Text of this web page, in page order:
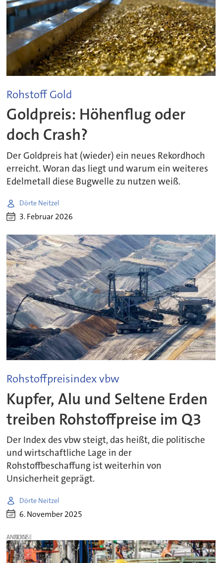
Rohstoff Gold
Goldpreis: Höhenflug oder
doch Crash?
Der Goldpreis hat (wieder) ein neues Rekordhoch
erreicht. Woran das liegt und warum ein weiteres
Edelmetall diese Bugwelle zu nutzen weiß.
Dörte Neitzel
3. Februar 2026
Rohstoffpreisindex vbw
Kupfer, Alu und Seltene Erden
treiben Rohstoffpreise im Q3
Der Index des vbw steigt, das heißt, die politische
und wirtschaftliche Lage in der
Rohstoffbeschaffung ist weiterhin von
Unsicherheit geprägt.
Dörte Neitzel
6. November 2025
ANZEIGE